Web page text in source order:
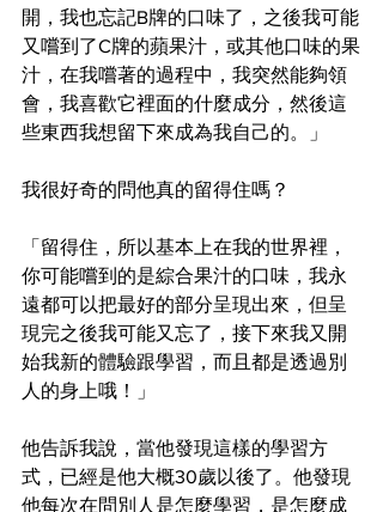
開，我也忘記B牌的口味了，之後我可能
又嚐到了C牌的蘋果汁，或其他口味的果
汁，在我嚐著的過程中，我突然能夠領
會，我喜歡它裡面的什麼成分，然後這
些東西我想留下來成為我自己的。」
我很好奇的問他真的留得住嗎？
「留得住，所以基本上在我的世界裡，
你可能嚐到的是綜合果汁的口味，我永
遠都可以把最好的部分呈現出來，但呈
現完之後我可能又忘了，接下來我又開
始我新的體驗跟學習，而且都是透過別
人的身上哦！」
他告訴我說，當他發現這樣的學習方
式，已經是他大概30歲以後了。他發現
他每次在問別人是怎麼學習，是怎麼成